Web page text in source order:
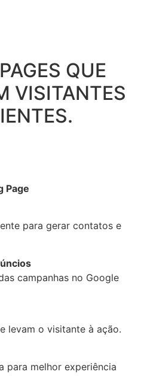
QUE
VISITANTES
Page
para gerar contatos e
campanhas no Google
levam o visitante à ação.
para melhor experiência